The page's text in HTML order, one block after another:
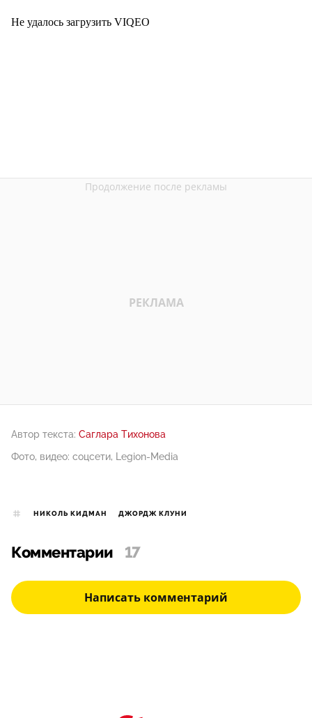
Не удалось загрузить VIQEO
Автор текста: Саглара Тихонова
Фото, видео: соцсети, Legion-Media
НИКОЛЬ КИДМАН ДЖОРДЖ КЛУНИ
Комментарии 17
Написать комментарий